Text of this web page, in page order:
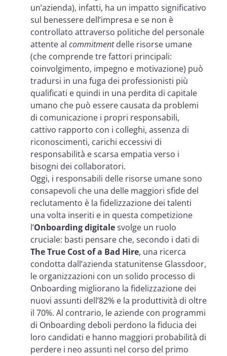
un’azienda), infatti, ha un impatto significativo
sul benessere dell’impresa e se non è
controllato attraverso politiche del personale
attente al commitmentdelle risorse umane
(che comprende tre fattori principali:
coinvolgimento, impegno e motivazione) può
tradursi in una fuga dei professionisti più
qualificati e quindi in una perdita di capitale
umano che può essere causata da problemi
di comunicazione i propri responsabili,
cattivo rapporto con i colleghi, assenza di
riconoscimenti, carichi eccessivi di
responsabilità e scarsa empatia verso i
bisogni dei collaboratori.
Oggi, i responsabili delle risorse umane sono
consapevoli che una delle maggiori sfide del
reclutamento è la fidelizzazione dei talenti
una volta inseriti e in questa competizione
l’Onboarding digitalesvolge un ruolo
cruciale: basti pensare che, secondo i dati di
The True Cost of a Bad Hire, una ricerca
condotta dall’azienda statunitense Glassdoor,
le organizzazioni con un solido processo di
Onboarding migliorano la fidelizzazione dei
nuovi assunti dell’82% e la produttività di oltre
il 70%. Al contrario, le aziende con programmi
di Onboarding deboli perdono la fiducia dei
loro candidati e hanno maggiori probabilità di
perdere i neo assunti nel corso del primo